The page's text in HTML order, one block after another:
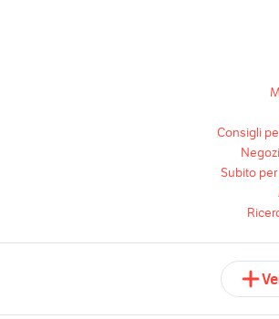
Consigli
Subito